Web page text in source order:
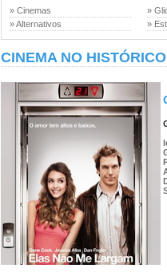
» Cinemas
» Alternativos
»
»
CINEMA NO HISTÓRICO